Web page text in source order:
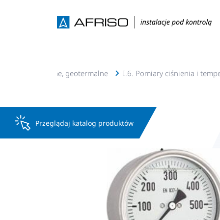
c.w.u, solarne, geotermalne I.6. Pomiary ciśnienia i
Przeglądaj katalog produktów